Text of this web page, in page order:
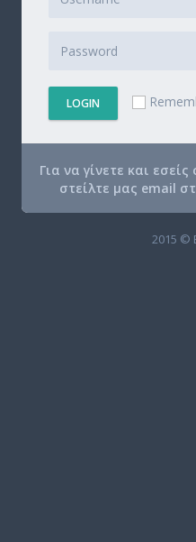
LOGIN
Για να γίνετε και
στείλτε μας email
2015 ©